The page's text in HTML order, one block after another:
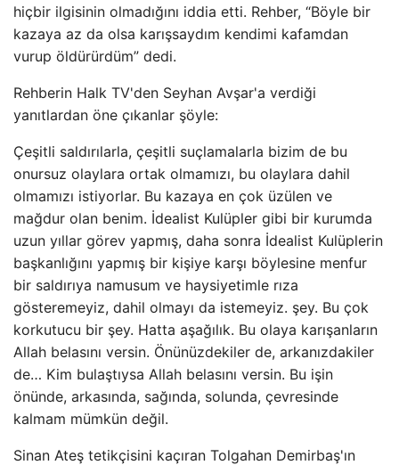
hiçbir ilgisinin olmadığını iddia etti. Rehber, “Böyle bir
kazaya az da olsa karışsaydım kendimi kafamdan
vurup öldürürdüm” dedi.
Rehberin Halk TV'den Seyhan Avşar'a verdiği
yanıtlardan öne çıkanlar şöyle:
Çeşitli saldırılarla, çeşitli suçlamalarla bizim de bu
onursuz olaylara ortak olmamızı, bu olaylara dahil
olmamızı istiyorlar. Bu kazaya en çok üzülen ve
mağdur olan benim. İdealist Kulüpler gibi bir kurumda
uzun yıllar görev yapmış, daha sonra İdealist Kulüplerin
başkanlığını yapmış bir kişiye karşı böylesine menfur
bir saldırıya namusum ve haysiyetimle rıza
gösteremeyiz, dahil olmayı da istemeyiz. şey. Bu çok
korkutucu bir şey. Hatta aşağılık. Bu olaya karışanların
Allah belasını versin. Önünüzdekiler de, arkanızdakiler
de… Kim bulaştıysa Allah belasını versin. Bu işin
önünde, arkasında, sağında, solunda, çevresinde
kalmam mümkün değil.
Sinan Ateş tetikçisini kaçıran Tolgahan Demirbaş'ın